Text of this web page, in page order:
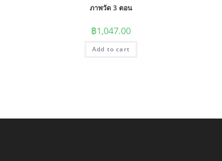
ภาพวัด 3 ตอน
฿1,047.00
Add to cart